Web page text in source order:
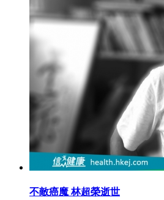
不敵癌魔 林超榮逝世